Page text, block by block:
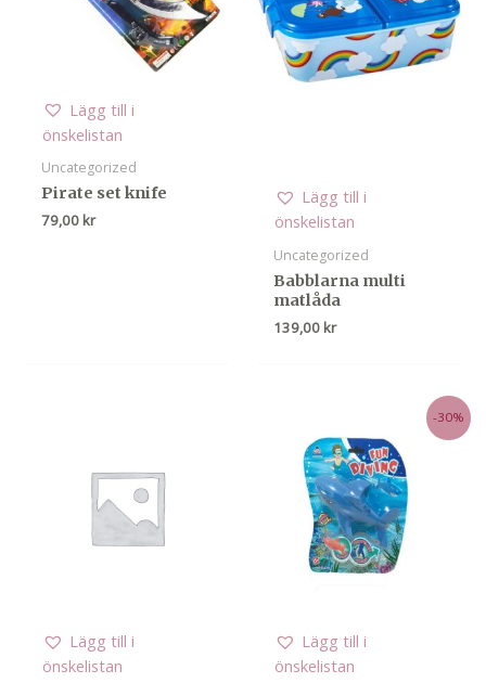
Lägg till i
önskelistan
Uncategorized
Pirate set knife
79,00 kr
Lägg till i
önskelistan
Uncategorized
Babblarna multi
matlåda
139,00 kr
Lägg till i
önskelistan
-30%
Lägg till i
önskelistan